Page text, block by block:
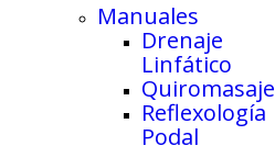
Manuales
Drenaje
Linfático
Quiromasaje
Reflexología
Podal